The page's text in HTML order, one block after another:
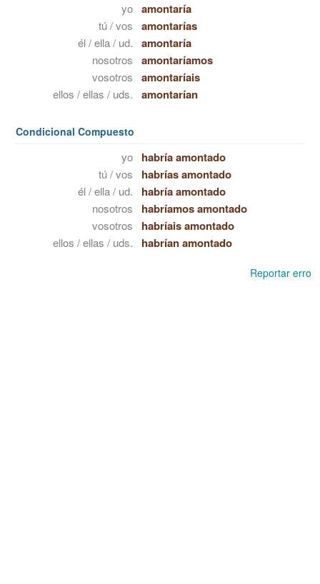
yo amontaría
tú / vos amontarías
él / ella / ud. amontaría
nosotros amontaríamos
vosotros amontaríais
ellos / ellas / uds. amontarían
Condicional Compuesto
yo habría amontado
tú / vos habrías amontado
él / ella / ud. habría amontado
nosotros habríamos amontado
vosotros habríais amontado
ellos / ellas / uds. habrían amontado
Reportar erro